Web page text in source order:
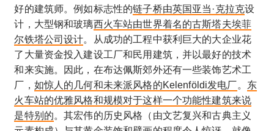
好的建筑师。例如标志性的链子桥由英国亚当·克拉克设
计，大型钢和玻璃西火车站由世界着名的古斯塔夫埃菲
尔铁塔公司设计。从成功的工程中获利巨大的大企业花
了大量资金投入建设工厂和民用建筑，并以最好的技术
和来实施。因此，在布达佩斯郊外还有一些装饰艺术工
厂， 如惊人的几何和未来派风格的Kelenföldi发电厂。 东
火车站的优雅风格和规模对于这样一个功能性建筑来说
是特别的。其宏伟的历史风格（由文艺复兴和古典主义